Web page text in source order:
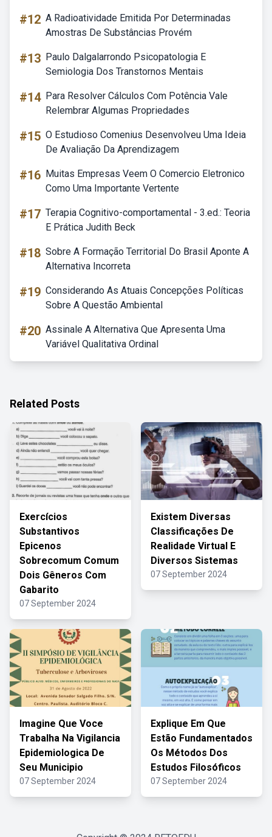
#12 A Radioatividade Emitida Por Determinadas
Amostras De Substâncias Provém
#13 Paulo Dalgalarrondo Psicopatologia E
Semiologia Dos Transtornos Mentais
#14 Para Resolver Cálculos Com Potência Vale
Relembrar Algumas Propriedades
#15 O Estudioso Comenius Desenvolveu Uma Ideia
De Avaliação Da Aprendizagem
#16 Muitas Empresas Veem O Comercio Eletronico
Como Uma Importante Vertente
#17 Terapia Cognitivo-comportamental - 3.ed.: Teoria
E Prática Judith Beck
#18 Sobre A Formação Territorial Do Brasil Aponte A
Alternativa Incorreta
#19 Considerando As Atuais Concepções Políticas
Sobre A Questão Ambiental
#20 Assinale A Alternativa Que Apresenta Uma
Variável Qualitativa Ordinal
Related Posts
Exercícios
Substantivos
Epicenos
Sobrecomum Comum
Dois Gêneros Com
Gabarito
07 September 2024
Existem Diversas
Classificações De
Realidade Virtual E
Diversos Sistemas
07 September 2024
Imagine Que Voce
Trabalha Na Vigilancia
Epidemiologica De
Seu Municipio
07 September 2024
Explique Em Que
Estão Fundamentados
Os Métodos Dos
Estudos Filosóficos
07 September 2024